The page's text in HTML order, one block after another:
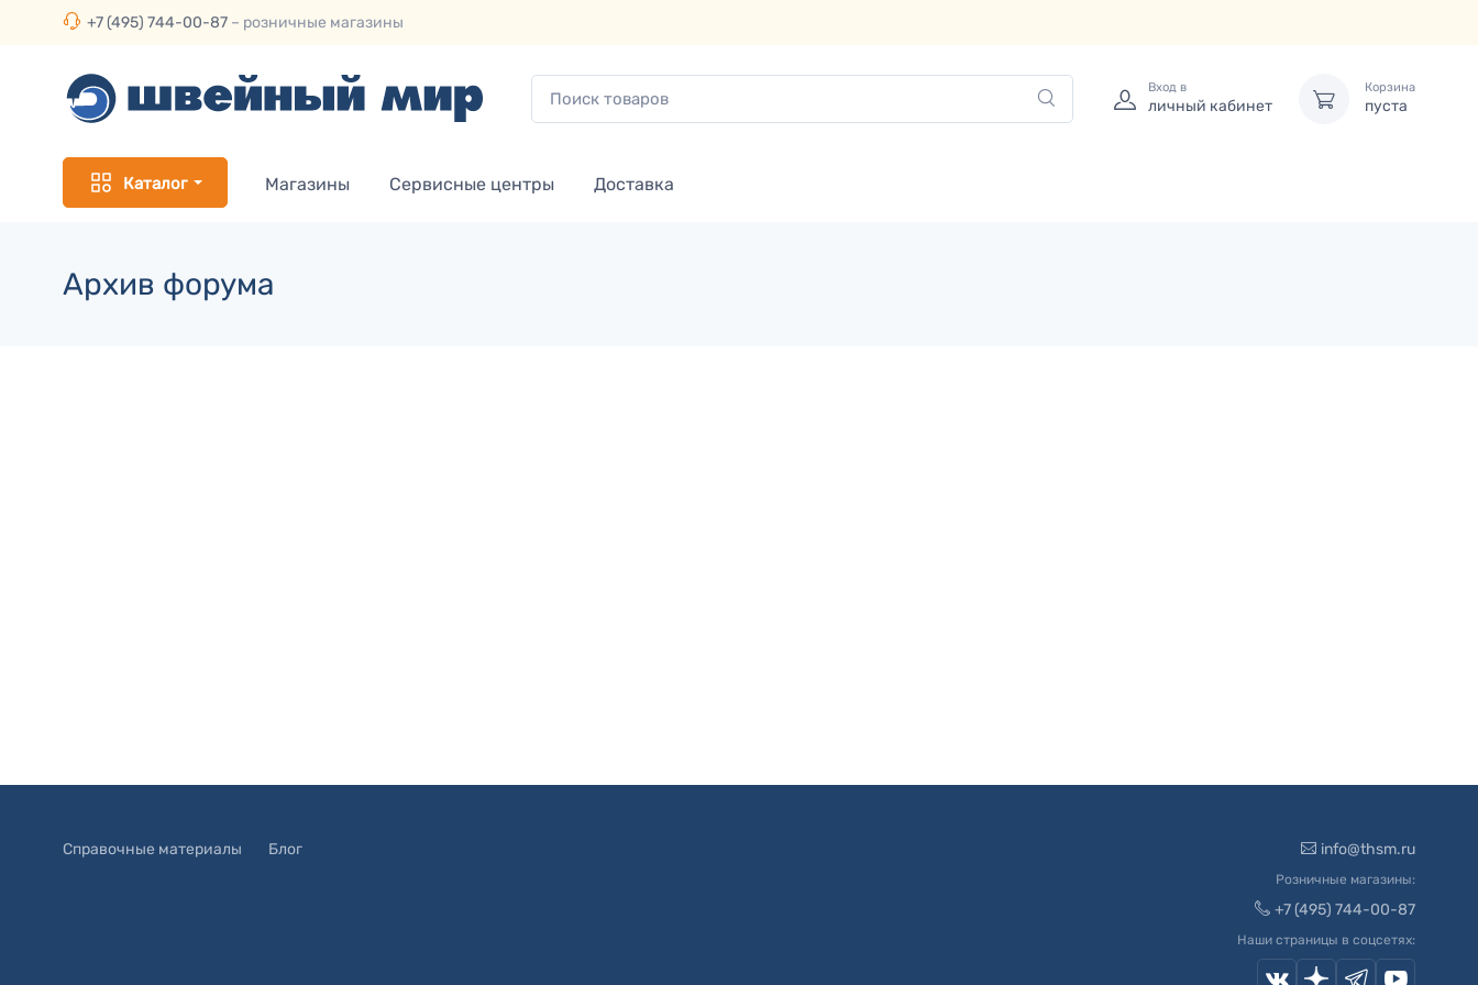
+7 (495) 744-00-87 – розничные магазины
Вход в
личный кабинет
Корзина
пуста
Каталог Магазины Сервисные центры Доставка
Архив форума
Справочные материалы Блог info@thsm.ru
Розничные магазины:
+7 (495) 744-00-87
Наши страницы в соцсетях: